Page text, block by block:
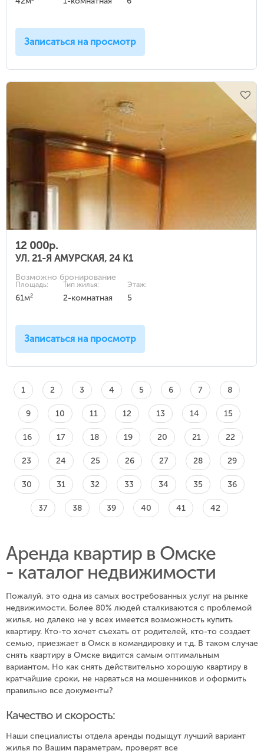
Записаться на просмотр
12 000р.
УЛ. 21-Я АМУРСКАЯ, 24 К1
Возможно бронирование
Площадь:
61м2
Тип жилья:
2-комнатная
Этаж:
5
Записаться на просмотр
1 2 3 4 5 6 7 8
9 10 11 12 13 14 15
16 17 18 19 20 21 22
23 24 25 26 27 28 29
30 31 32 33 34 35 36
37 38 39 40 41 42
Аренда квартир в Омске
- каталог недвижимости
Пожалуй, это одна из самых востребованных услуг на рынке
недвижимости. Более 80% людей сталкиваются с проблемой
жилья, но далеко не у всех имеется возможность купить
квартиру. Кто-то хочет съехать от родителей, кто-то создает
семью, приезжает в Омск в командировку и т.д. В таком случае
снять квартиру в Омске видится самым оптимальным
вариантом. Но как снять действительно хорошую квартиру в
кратчайшие сроки, не нарваться на мошенников и оформить
правильно все документы?
Качество и скорость:
Наши специалисты отдела аренды подыщут лучший вариант
жилья по Вашим параметрам, проверят все